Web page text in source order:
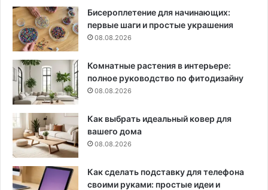
Бисероплетение для начинающих:
первые шаги и простые украшения
08.08.2026
Комнатные растения в интерьере:
полное руководство по фитодизайну
08.08.2026
Как выбрать идеальный ковер для
вашего дома
08.08.2026
Как сделать подставку для телефона
своими руками: простые идеи и